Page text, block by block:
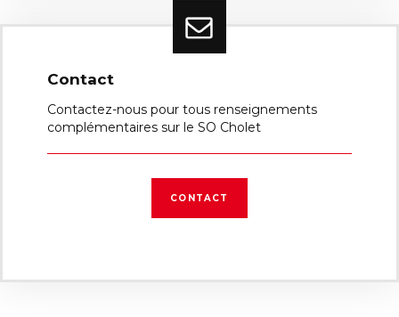
Contact
Contactez-nous pour tous renseignements
complémentaires sur le SO Cholet
CONTACT